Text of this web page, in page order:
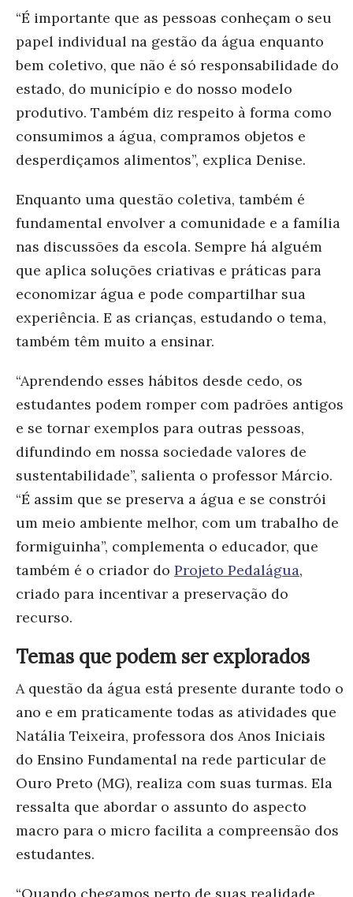
“É importante que as pessoas conheçam o seu
papel individual na gestão da água enquanto
bem coletivo, que não é só responsabilidade do
estado, do município e do nosso modelo
produtivo. Também diz respeito à forma como
consumimos a água, compramos objetos e
desperdiçamos alimentos”, explica Denise.
Enquanto uma questão coletiva, também é
fundamental envolver a comunidade e a família
nas discussões da escola. Sempre há alguém
que aplica soluções criativas e práticas para
economizar água e pode compartilhar sua
experiência. E as crianças, estudando o tema,
também têm muito a ensinar.
“Aprendendo esses hábitos desde cedo, os
estudantes podem romper com padrões antigos
e se tornar exemplos para outras pessoas,
difundindo em nossa sociedade valores de
sustentabilidade”, salienta o professor Márcio.
“É assim que se preserva a água e se constrói
um meio ambiente melhor, com um trabalho de
formiguinha”, complementa o educador, que
também é o criador do Projeto Pedalágua,
criado para incentivar a preservação do
recurso.
Temas que podem ser explorados
A questão da água está presente durante todo o
ano e em praticamente todas as atividades que
Natália Teixeira, professora dos Anos Iniciais
do Ensino Fundamental na rede particular de
Ouro Preto (MG), realiza com suas turmas. Ela
ressalta que abordar o assunto do aspecto
macro para o micro facilita a compreensão dos
estudantes.